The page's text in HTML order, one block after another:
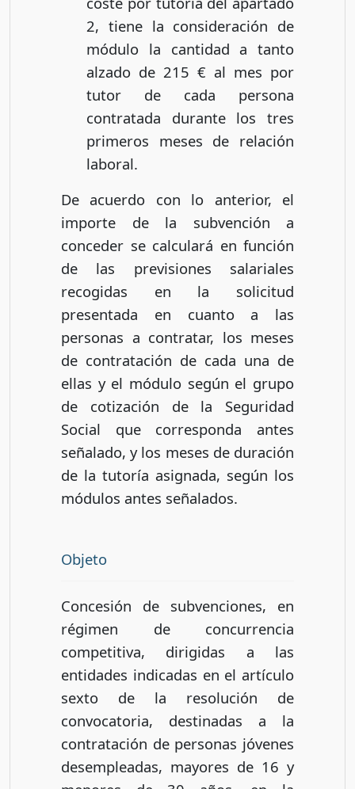
2, tiene la consideración de
módulo la cantidad a tanto
alzado de 215 € al mes por
tutor de cada persona
contratada durante los tres
primeros meses de relación
laboral.
De acuerdo con lo anterior, el
importe de la subvención a
conceder se calculará en función
de las previsiones salariales
recogidas en la solicitud
presentada en cuanto a las
personas a contratar, los meses
de contratación de cada una de
ellas y el módulo según el grupo
de cotización de la Seguridad
Social que corresponda antes
señalado, y los meses de duración
de la tutoría asignada, según los
módulos antes señalados.
Objeto
Concesión de subvenciones, en
régimen de concurrencia
competitiva, dirigidas a las
entidades indicadas en el artículo
sexto de la resolución de
convocatoria, destinadas a la
contratación de personas jóvenes
desempleadas, mayores de 16 y